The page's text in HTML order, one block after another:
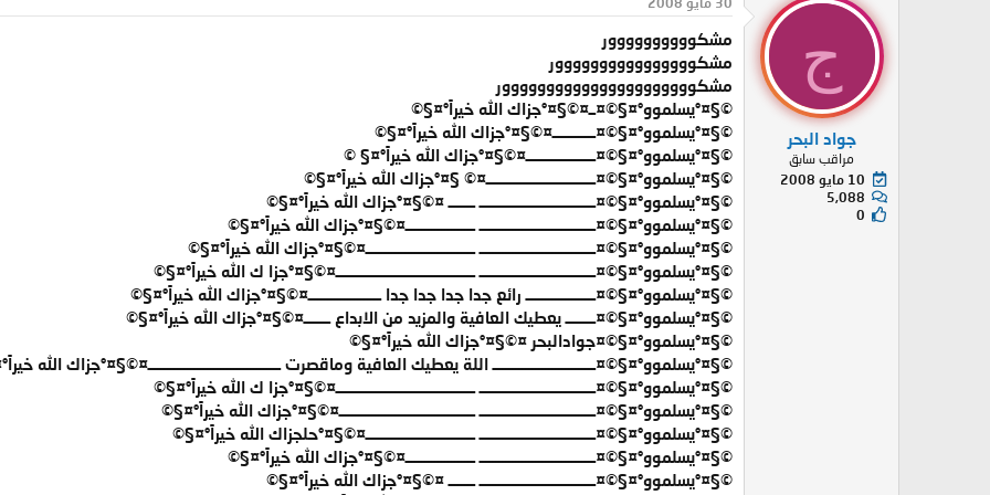
ج
جواد البحر
مراقب سابق
10 مايو 2008
5,088
0
مشكوووووووووور
مشكوووووووووووووووور
مشكوووووووووووووووووووووور
©§¤°يسلموو°¤§©¤ــ¤©§¤°جزاك الله خيراً°¤§©
©§¤°يسلموو°¤§©¤ـــــــــــــ¤©§¤°جزاك الله خيراً°¤§©
©§¤°يسلموو°¤§©¤ـــــــــــــــــــــ¤©§¤°جزاك الله خيراً°¤§ ©
©§¤°يسلموو°¤§©¤ـــــــــــــــــــــــــــــــــ¤© §¤°جزاك الله خيراً°¤§©
©§¤°يسلموو°¤§©¤ـــــــــــــــــــــــــــــــــــ ــــــــ ¤©§¤°جزاك الله خيراً°¤§©
©§¤°يسلموو°¤§©¤ـــــــــــــــــــــــــــــــــــ ـــــــــــــــــــــ¤©§¤°جزاك الله خيراً°¤§©
©§¤°يسلموو°¤§©¤ـــــــــــــــــــــــــــــــــــ ـــــــــــــــــــــــــــــــــ¤©§¤°جزاك الله خيراً°¤§©
©§¤°يسلموو°¤§©¤ـــــــــــــــــــــــــــــــــــ ــــــــــــــــــــــــــــــــــــــــــ¤©§¤°جزا ك الله خيراً°¤§©
©§¤°يسلموو°¤§©¤ـــــــــــــــــــــ رائع جدا جدا جدا جدا ــــــــــــــــــــــ¤©§¤°جزاك الله خيراً°¤§©
©§¤°يسلموو°¤§©¤ـــــــــ يعطيك العافية والمزيد من الابداع ــــــــ¤©§¤°جزاك الله خيراً°¤§©
©§¤°يسلموو°¤§©¤جوادالبحر ¤©§¤°جزاك الله خيراً°¤§©
©§¤°يسلموو°¤§©¤ـــــــــــــــــــــــــــــــ اللة يعطيك العافية وماقصرت ــــــــــــــــــــــــــــــــــــــــ¤©§¤°جزاك الله
©§¤°يسلموو°¤§©¤ـــــــــــــــــــــــــــــــــــ ــــــــــــــــــــــــــــــــــــــــــ¤©§¤°جزا ك الله خيراً°¤§©
©§¤°يسلموو°¤§©¤ـــــــــــــــــــــــــــــــــــ ـــــــــــــــــــــــــــــــــــــــــ¤©§¤°جزاك الله خيراً°¤§©
©§¤°يسلموو°¤§©¤ـــــــــــــــــــــــــــــــــــ ـــــــــــــــــــــــــــــــــ¤©§¤°حلجزاك الله خيراً°¤§©
©§¤°يسلموو°¤§©¤ـــــــــــــــــــــــــــــــــــ ـــــــــــــــــــــ¤©§¤°جزاك الله خيراً°¤§©
©§¤°يسلموو°¤§©¤ـــــــــــــــــــــــــــــــــــ ــــــــ ¤©§¤°جزاك الله خيراً°¤§©